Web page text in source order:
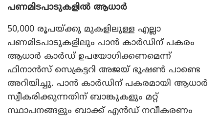
പണമിടപാടുകളില്‍ ആധാര്‍
50,000 രൂപയ്ക്കു മുകളിലുള്ള എല്ലാ
പണമിടപാടുകളിലും പാന്‍ കാര്‍ഡിന് പകരം
ആധാര്‍ കാര്‍ഡ് ഉപയോഗിക്കണമെന്ന്
ഫിനാന്‍സ് സെക്രട്ടറി അജയ് ഭൂഷണ്‍ പാണ്ടെ
അറിയിച്ചു. പാന്‍ കാര്‍ഡിന് പകരമായി ആധാര്‍
സ്വീകരിക്കുന്നതിന് ബാങ്കുകളും മറ്റ്
സ്ഥാപനങ്ങളും ബാക്ക് എന്‍ഡ് നവീകരണം